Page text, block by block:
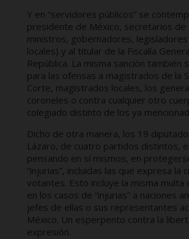
Y en “servidores públicos” se
presidente de México, secretarios de
ministros, gobernadores,
locales) y al titular de la Fiscalía
República. La misma sanción también
para las ofensas a magistrados de la
Corte, magistrados locales, los
coroneles o contra cualquier otro
colegiado distinto de los ya
Dicho de otra manera, los 19
Lázaro, de cuatro partidos distintos,
pensando en sí mismos, en
“injurias”, incluidas las que expresa la
votantes. Esto incluye la misma multa
en los casos de “injurias” a naciones
jefes de ellas o sus representantes
México. Un esperpento contra la
expresión.